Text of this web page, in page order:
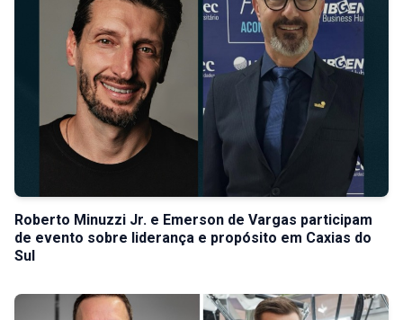
Roberto Minuzzi Jr. e Emerson de Vargas participam
de evento sobre liderança e propósito em Caxias do
Sul